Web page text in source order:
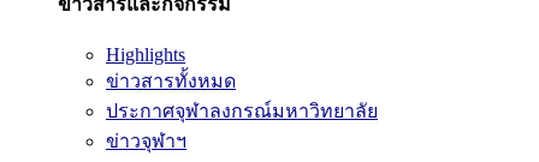
Highlights
ข่าวสารทั้งหมด
ประกาศจุฬาลงกรณ์มหาวิทยาลัย
ข่าวจุฬาฯ